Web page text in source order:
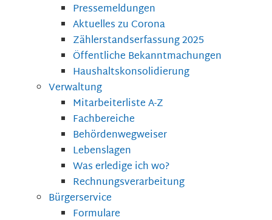
Pressemeldungen
Aktuelles zu Corona
Zählerstandserfassung 2025
Öffentliche Bekanntmachungen
Haushaltskonsolidierung
Verwaltung
Mitarbeiterliste A-Z
Fachbereiche
Behördenwegweiser
Lebenslagen
Was erledige ich wo?
Rechnungsverarbeitung
Bürgerservice
Formulare